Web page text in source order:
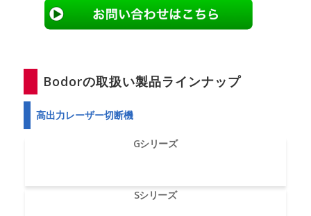
Bodorの取扱い製品ラインナップ
高出力レーザー切断機
Gシリーズ
Sシリーズ